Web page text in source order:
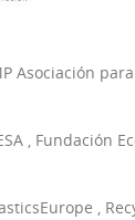
Asociación
Fundación